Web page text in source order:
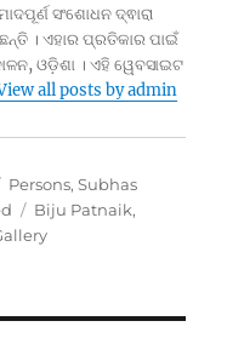
ସଂଶୋଧନ ଦ୍ଵାରା
। ଏହାର ପ୍ରତିକାର ପାଇଁ
ଓଡ଼ିଶା । ଏହି ୱେବସାଇଟ
all posts by admin
Categories
Persons,Subhas
Tags
Biju Patnaik,